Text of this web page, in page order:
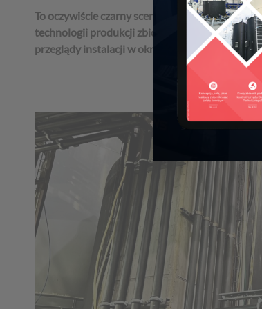
To oczywiście czarny scenariusz, natomiast
technologii produkcji zbiornika, zgodność
przeglądy instalacji w okresie użytkowania